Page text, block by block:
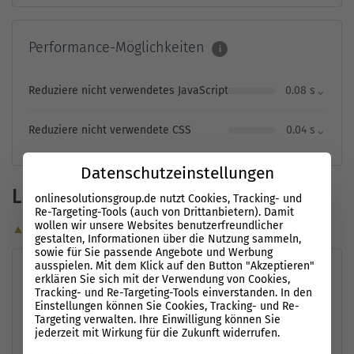
Performance-Möglichkeiten i
Reduziere nicht verwendetes JavaScript 0.08 s ⌄
Reduziere nicht verwendete CSS 0.04 s ⌄
Ladezeiten (Mobile)
▲ Optimierungsvorschläge
Leistungsmessung i
First Contentful Paint 1,7 s Time to Interactive 10,8 s
Speed Index 2,4 s
Largest Contentful
Datenschutzeinstellungen
onlinesolutionsgroup.de nutzt Cookies, Tracking- und
Re-Targeting-Tools (auch von Drittanbietern). Damit
wollen wir unsere Websites benutzerfreundlicher
gestalten, Informationen über die Nutzung sammeln,
sowie für Sie passende Angebote und Werbung
ausspielen. Mit dem Klick auf den Button "Akzeptieren"
erklären Sie sich mit der Verwendung von Cookies,
Tracking- und Re-Targeting-Tools einverstanden. In den
Einstellungen können Sie Cookies, Tracking- und Re-
Targeting verwalten. Ihre Einwilligung können Sie
jederzeit mit Wirkung für die Zukunft widerrufen.